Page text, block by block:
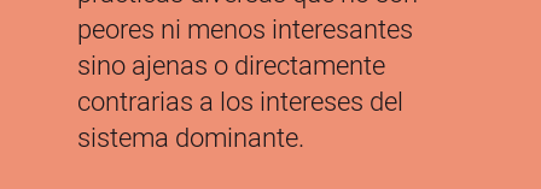
peores ni menos interesantes
sino ajenas o directamente
contrarias a los intereses del
sistema dominante.